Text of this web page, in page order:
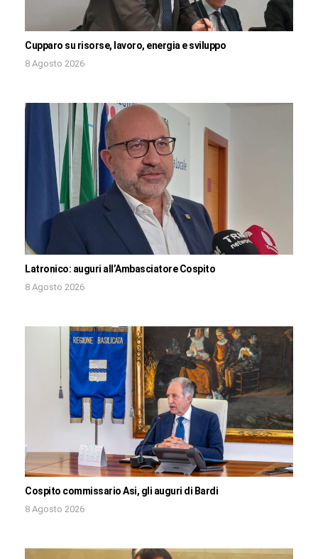
Cupparo su risorse, lavoro, energia e sviluppo
8 Agosto 2026
Latronico: auguri all’Ambasciatore Cospito
8 Agosto 2026
Cospito commissario Asi, gli auguri di Bardi
8 Agosto 2026